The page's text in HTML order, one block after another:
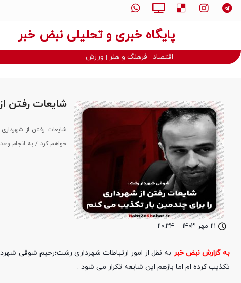
پایگاه خبری و تحلیلی نبض خبر
اقتصاد فرهنگ و هنر ورزش
۲۱ مهر ۱۴۰۳ - ۲۰:۳۴
شایعات رفتن
شایعات رفتن از
خواهم کرد / به انجام
به گزارش نبض خبر به نقل از امور ارتباطات شهرداری رشت؛رحیم شوقی
تکذیب کرده ام اما بازهم این شایعه تکرار می شود .